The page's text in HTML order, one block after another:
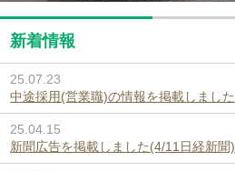
新着情報
25.07.23
中途採用(営業職)の情報を掲載しました
25.04.15
新聞広告を掲載しました(4/11日経新聞)